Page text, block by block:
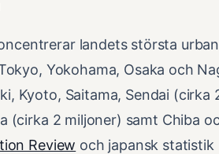
landets största
Yokohama, Osaka och
Kyoto, Saitama, Sendai (cirka
(cirka 2 miljoner) samt Chiba
Review och japansk statistik